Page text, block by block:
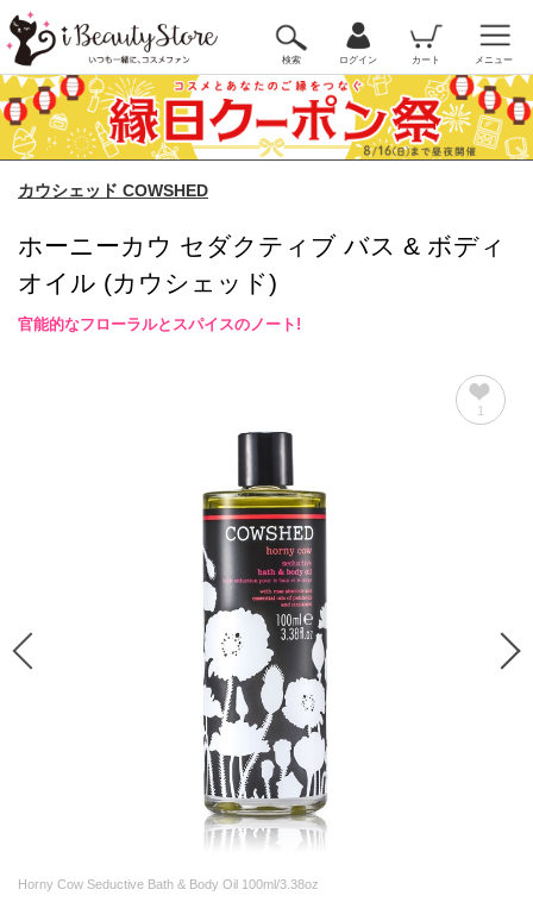
検索 ログイン カート メニュー
カウシェッド COWSHED
ホーニーカウ セダクティブ バス & ボディ
オイル (カウシェッド)
官能的なフローラルとスパイスのノート!
1
Horny Cow Seductive Bath & Body Oil 100ml/3.38oz